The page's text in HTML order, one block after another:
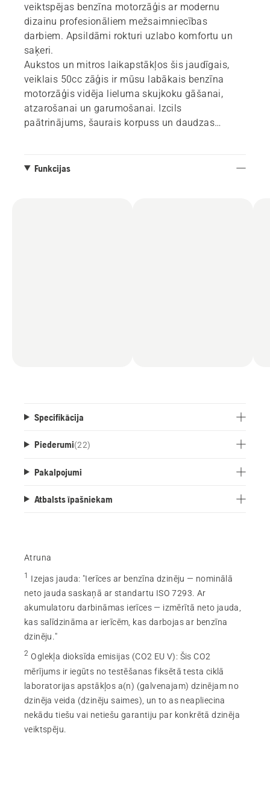
veiktspējas benzīna motorzāģis ar modernu
dizainu profesionāliem mežsaimniecības
darbiem. Apsildāmi rokturi uzlabo komfortu un
saķeri.
Aukstos un mitros laikapstākļos šis jaudīgais,
veiklais 50cc zāģis ir mūsu labākais benzīna
motorzāģis vidēja lieluma skujkoku gāšanai,
atzarošanai un garumošanai. Izcils
paātrinājums, šaurais korpuss un daudzas
līdz 20 collu sliedi.
Funkcijas
Specifikācija
Piederumi(22)
Pakalpojumi
Atbalsts īpašniekam
Atruna
1 Izejas jauda: "Ierīces ar benzīna dzinēju — nominālā
neto jauda saskaņā ar standartu ISO 7293. Ar
akumulatoru darbināmas ierīces — izmērītā neto jauda,
kas salīdzināma ar ierīcēm, kas darbojas ar benzīna
dzinēju."
2 Oglekļa dioksīda emisijas (CO2 EU V): Šis CO2
mērījums ir iegūts no testēšanas fiksētā testa ciklā
laboratorijas apstākļos a(n) (galvenajam) dzinējam no
dzinēja veida (dzinēju saimes), un to as neapliecina
nekādu tiešu vai netiešu garantiju par konkrētā dzinēja
veiktspēju.